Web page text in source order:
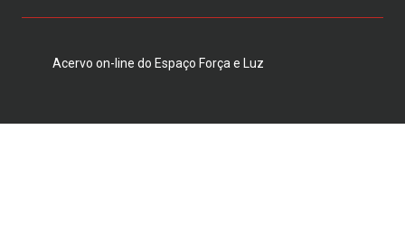
Acervo on-line do Espaço Força e Luz